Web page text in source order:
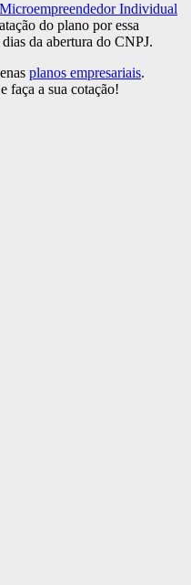
Microempreendedor Individual
do plano por essa
da abertura do CNPJ.
planos empresariais.
faça a sua cotação!